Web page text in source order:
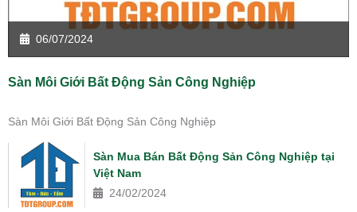
06/07/2024
Sàn Môi Giới Bất Động Sản Công Nghiệp
Sàn Môi Giới Bất Động Sản Công Nghiệp
Sàn Mua Bán Bất Động Sản Công Nghiệp tại
Việt Nam
24/02/2024